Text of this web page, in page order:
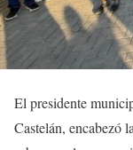
El presidente
Castelán, encabezó